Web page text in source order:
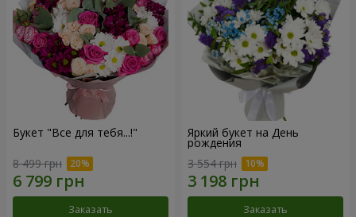
Букет "Все для тебя...!"
8 499 грн
Заказать
Яркий букет на День
рождения
3 554 грн
Заказать